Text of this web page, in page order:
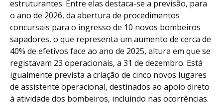
estruturantes. Entre elas destaca-se a previsão, para
o ano de 2026, da abertura de procedimentos
concursais para o ingresso de 10 novos bombeiros
sapadores, o que representa um aumento de cerca de
40% de efetivos face ao ano de 2025, altura em que se
registavam 23 operacionais, a 31 de dezembro. Está
igualmente prevista a criação de cinco novos lugares
de assistente operacional, destinados ao apoio direto
à atividade dos bombeiros, incluindo nas ocorrências.